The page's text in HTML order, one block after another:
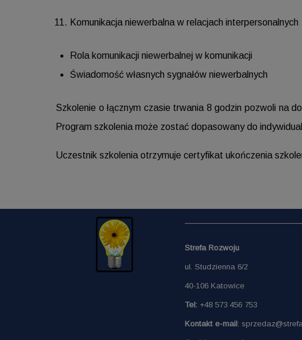
Komunikacja niewerbalna w relacjach interpersonalnych
Rola komunikacji niewerbalnej w komunikacji
Świadomość własnych sygnałów niewerbalnych
Szkolenie o łącznym czasie trwania 8 godzin pozwoli na
Program szkolenia może zostać dopasowany do
Uczestnik szkolenia otrzymuje certyfikat ukończenia
Strefa Rozwoju
ul. Studzienna 6/2
40-106 Katowice
Tel: +48 573 456 753
Kontakt e-mail: